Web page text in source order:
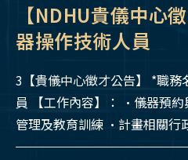
【NDHU貴儀中心
器操作技術人員
3【貴儀中心徵才公告】 *職務
員 【工作內容】： •儀器預
管理及教育訓練 •計畫相關行